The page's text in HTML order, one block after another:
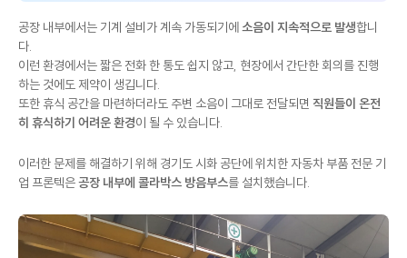
공장 내부에서는 기계 설비가 계속 가동되기에소음이 지속적으로 발생합니
다.
이런 환경에서는 짧은 전화 한 통도 쉽지 않고, 현장에서 간단한 회의를 진행
하는 것에도 제약이 생깁니다.
또한 휴식 공간을 마련하더라도 주변 소음이 그대로 전달되면 직원들이 온전
히 휴식하기 어려운 환경이 될 수 있습니다.
이러한 문제를 해결하기 위해 경기도 시화 공단에 위치한 자동차 부품 전문 기
업 프론텍은공장 내부에 콜라박스 방음부스를 설치했습니다.